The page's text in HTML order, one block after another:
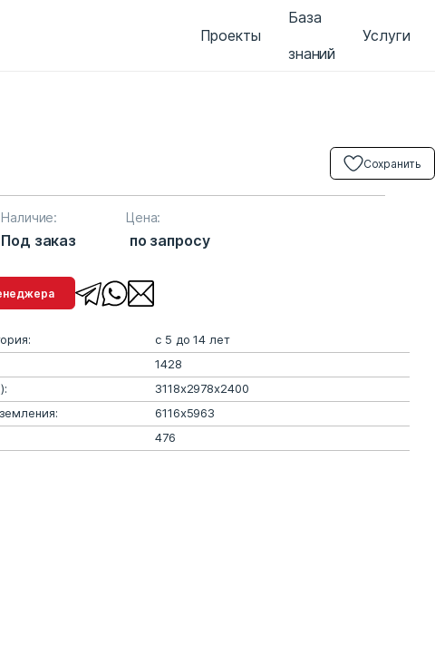
Проекты
База
знаний
Услуги
Наличие:
Под заказ
Цена:
по запросу
Сохранить
менеджера
с 5 до 14 лет
1428
3118x2978x2400
6116х5963
476